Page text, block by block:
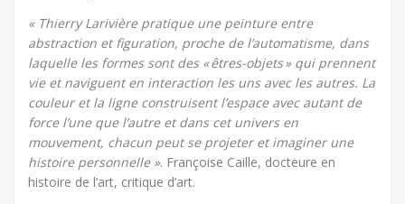
« Thierry Larivière pratique une peinture entre
abstraction et figuration, proche de l’automatisme, dans
laquelle les formes sont des « êtres-objets » qui prennent
vie et naviguent en interaction les uns avec les autres. La
couleur et la ligne construisent l’espace avec autant de
force l’une que l’autre et dans cet univers en
mouvement, chacun peut se projeter et imaginer une
histoire personnelle ». Françoise Caille, docteure en
histoire de l’art, critique d’art.